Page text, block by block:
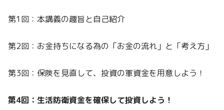
第1回：本講義の趣旨と自己紹介
第2回：お金持ちになる為の「お金の流れ」と「考え方」
第3回：保険を見直して、投資の軍資金を用意しよう！
第4回：生活防衛資金を確保して投資しよう！